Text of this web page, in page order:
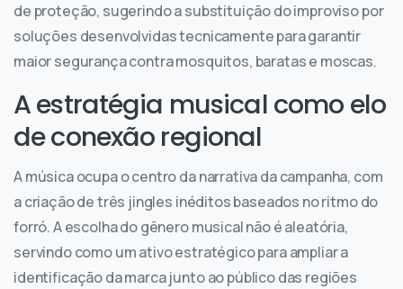
de proteção, sugerindo a substituição do improviso por
soluções desenvolvidas tecnicamente para garantir
maior segurança contra mosquitos, baratas e moscas.
A estratégia musical como elo
de conexão regional
A música ocupa o centro da narrativa da campanha, com
a criação de três jingles inéditos baseados no ritmo do
forró. A escolha do gênero musical não é aleatória,
servindo como um ativo estratégico para ampliar a
identificação da marca junto ao público das regiões